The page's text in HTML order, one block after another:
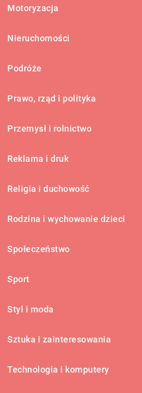
Motoryzacja
Nieruchomości
Podróże
Prawo, rząd i polityka
Przemysł i rolnictwo
Reklama i druk
Religia i duchowość
Rodzina i wychowanie dzieci
Społeczeństwo
Sport
Styl i moda
Sztuka i zainteresowania
Technologia i komputery